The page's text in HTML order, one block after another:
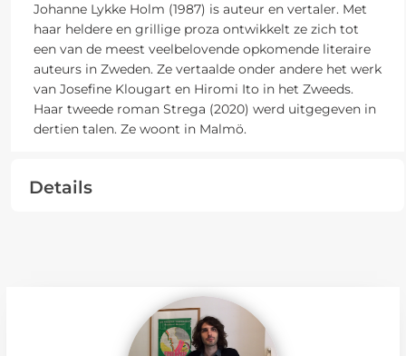
Johanne Lykke Holm (1987) is auteur en vertaler. Met
haar heldere en grillige proza ontwikkelt ze zich tot
een van de meest veelbelovende opkomende literaire
auteurs in Zweden. Ze vertaalde onder andere het werk
van Josefine Klougart en Hiromi Ito in het Zweeds.
Haar tweede roman Strega (2020) werd uitgegeven in
dertien talen. Ze woont in Malmö.
Details